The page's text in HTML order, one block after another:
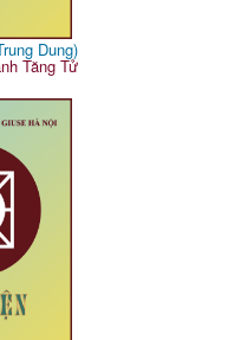
Dung)
Tăng Tử